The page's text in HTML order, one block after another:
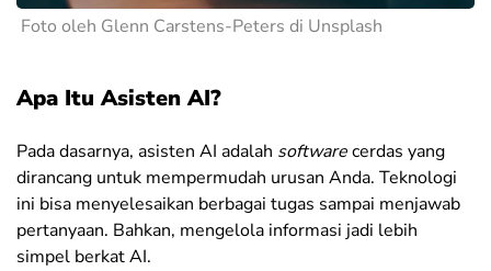
Foto oleh Glenn Carstens-Peters di Unsplash
Apa Itu Asisten AI?
Pada dasarnya, asisten AI adalah softwarecerdas yang
dirancang untuk mempermudah urusan Anda. Teknologi
ini bisa menyelesaikan berbagai tugas sampai menjawab
pertanyaan. Bahkan, mengelola informasi jadi lebih
simpel berkat AI.